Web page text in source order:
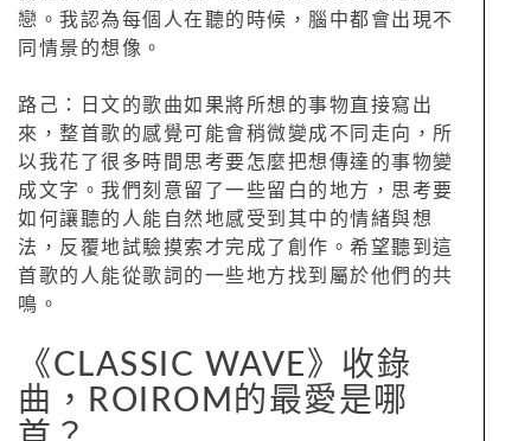
戀。我認為每個人在聽的時候，腦中都會出現不
同情景的想像。
路己：日文的歌曲如果將所想的事物直接寫出
來，整首歌的感覺可能會稍微變成不同走向，所
以我花了很多時間思考要怎麼把想傳達的事物變
成文字。我們刻意留了一些留白的地方，思考要
如何讓聽的人能自然地感受到其中的情緒與想
法，反覆地試驗摸索才完成了創作。希望聽到這
首歌的人能從歌詞的一些地方找到屬於他們的共
鳴。
《CLASSIC WAVE》收錄
曲，ROIROM的最愛是哪